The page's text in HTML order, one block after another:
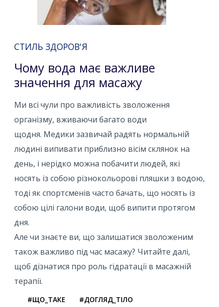
СТИЛЬ ЗДОРОВ'Я
Чому вода має важливе
значення для масажу
Ми всі чули про важливість зволоження
організму, вживаючи багато води
щодня. Медики зазвичай радять нормальній
людині випивати приблизно вісім склянок на
день, і нерідко можна побачити людей, які
носять із собою різнокольорові пляшки з водою,
тоді як спортсменів часто бачать, що носять із
собою цілі галони води, щоб випити протягом
дня.
Але чи знаєте ви, що залишатися зволоженим
також важливо під час масажу? Читайте далі,
щоб дізнатися про роль гідратації в масажній
терапії.
#ЩО_ТАКЕ #ДОГЛЯД_ТІЛО